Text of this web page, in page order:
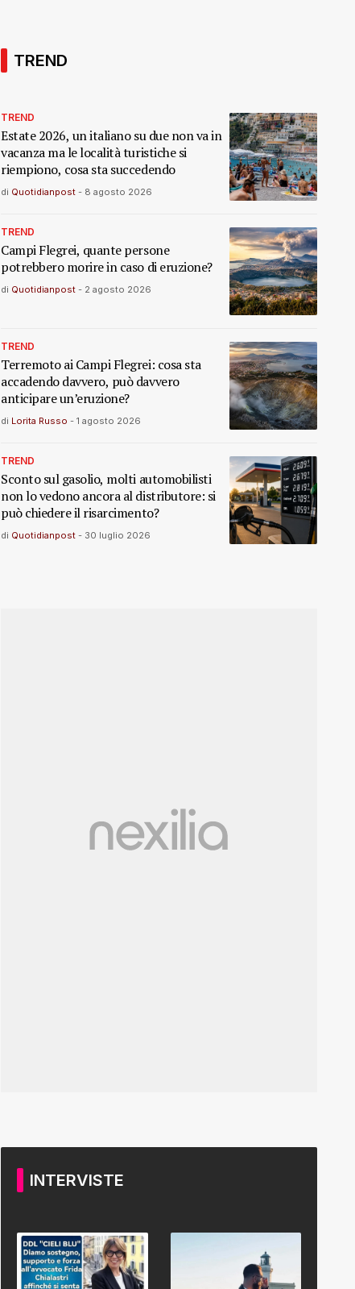
TREND
TREND
Estate 2026, un italiano su due non va in
vacanza ma le località turistiche si
riempiono, cosa sta succedendo
di Quotidianpost - 8 agosto 2026
TREND
Campi Flegrei, quante persone
potrebbero morire in caso di eruzione?
di Quotidianpost - 2 agosto 2026
TREND
Terremoto ai Campi Flegrei: cosa sta
accadendo davvero, può davvero
anticipare un’eruzione?
di Lorita Russo - 1 agosto 2026
TREND
Sconto sul gasolio, molti automobilisti
non lo vedono ancora al distributore: si
può chiedere il risarcimento?
di Quotidianpost - 30 luglio 2026
INTERVISTE